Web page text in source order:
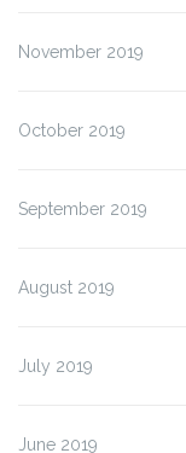
November 2019
October 2019
September 2019
August 2019
July 2019
June 2019